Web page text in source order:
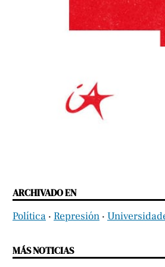
ARCHIVADO EN
Política ‧ Represión ‧
MÁS NOTICIAS